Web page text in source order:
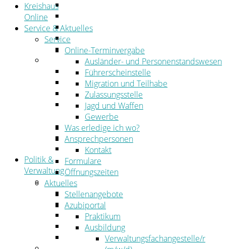
Ansprechpersonen
Formulare
Öffnungszeiten
Aktuelles
Stellenangebote
Azubiportal
Pressemitteilungen
Bekanntmachungen & öffentliche
Zustellungen
Kehrbezirksausschreibungen
Amtsblatt
Öffentliche Ausschreibungen
Politik &
Verwaltung
Politik
Kreistag
Kreistagsinformationssystem
Bürgerinformationssystem
Wahlen
Kreishaus
Online
Service & Aktuelles
Service
Online-Terminvergabe
Ausländer- und Personenstandswesen
Führerscheinstelle
Migration und Teilhabe
Zulassungsstelle
Jagd und Waffen
Gewerbe
Was erledige ich wo?
Ansprechpersonen
Kontakt
Formulare
Öffnungszeiten
Aktuelles
Stellenangebote
Azubiportal
Praktikum
Ausbildung
Verwaltungsfachangestelle/r